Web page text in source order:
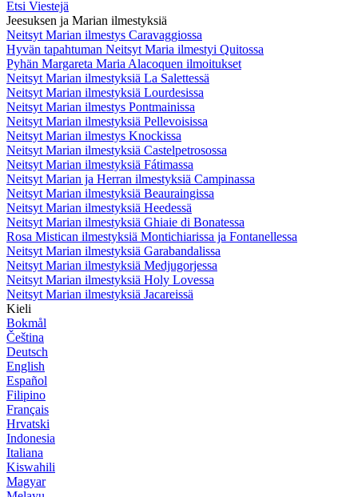
Etsi Viestejä
Jeesuksen ja Marian ilmestyksiä
Neitsyt Marian ilmestys Caravaggiossa
Hyvän tapahtuman Neitsyt Maria ilmestyi Quitossa
Pyhän Margareta Maria Alacoquen ilmoitukset
Neitsyt Marian ilmestyksiä La Salettessä
Neitsyt Marian ilmestyksiä Lourdesissa
Neitsyt Marian ilmestys Pontmainissa
Neitsyt Marian ilmestyksiä Pellevoisissa
Neitsyt Marian ilmestys Knockissa
Neitsyt Marian ilmestyksiä Castelpetrosossa
Neitsyt Marian ilmestyksiä Fátimassa
Neitsyt Marian ja Herran ilmestyksiä Campinassa
Neitsyt Marian ilmestyksiä Beauraingissa
Neitsyt Marian ilmestyksiä Heedessä
Neitsyt Marian ilmestyksiä Ghiaie di Bonatessa
Rosa Mistican ilmestyksiä Montichiarissa ja Fontanellessa
Neitsyt Marian ilmestyksiä Garabandalissa
Neitsyt Marian ilmestyksiä Medjugorjessa
Neitsyt Marian ilmestyksiä Holy Lovessa
Neitsyt Marian ilmestyksiä Jacareissä
Kieli
Bokmål
Čeština
Deutsch
English
Español
Filipino
Français
Hrvatski
Indonesia
Italiana
Kiswahili
Magyar